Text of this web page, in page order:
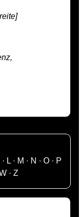
· L · M · N · O · P
· Z